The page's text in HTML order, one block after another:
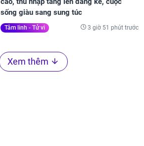
sống giàu sang sung túc
Tâm linh - Tử vi 3 giờ 51 phút trước
Xem thêm